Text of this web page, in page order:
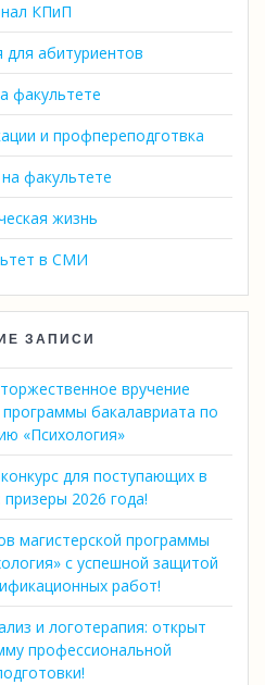
КПиП
абитуриентов
факультете
и профпереподготвка
факультете
жизнь
в СМИ
ЗАПИСИ
вручение
бакалавриата по
«Психология»
для поступающих в
призеры 2026 года!
магистерской программы
с успешной защитой
работ!
и логотерапия: открыт
профессиональной